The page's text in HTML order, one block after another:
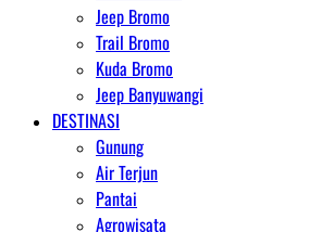
Jeep Bromo
Trail Bromo
Kuda Bromo
Jeep Banyuwangi
DESTINASI
Gunung
Air Terjun
Pantai
Agrowisata